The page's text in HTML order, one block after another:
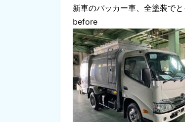
新車のパッカー車、全塗装で
before